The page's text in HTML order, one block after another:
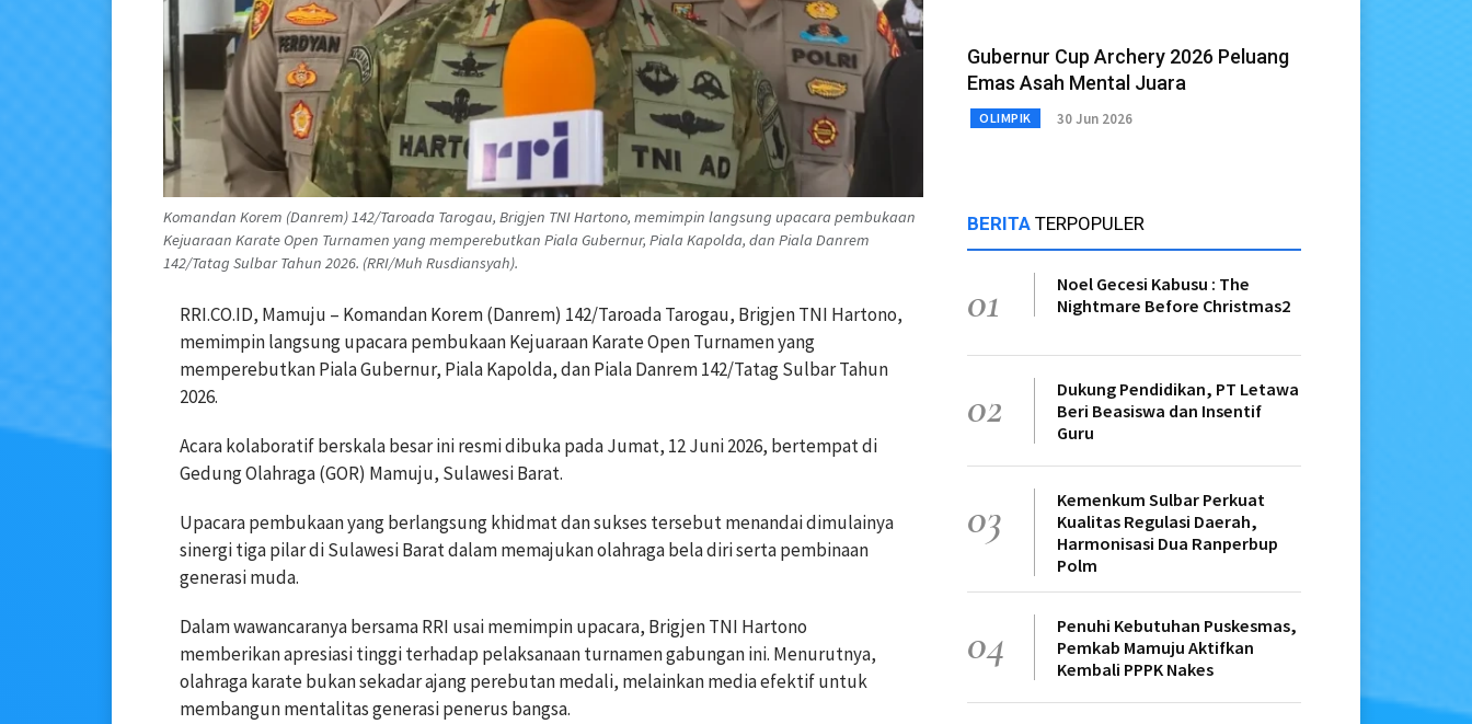
Komandan Korem (Danrem) 142/Taroada Tarogau, Brigjen TNI Hartono, memimpin langsung upacara pembukaan
Kejuaraan Karate Open Turnamen yang memperebutkan Piala Gubernur, Piala Kapolda, dan Piala Danrem
142/Tatag Sulbar Tahun 2026. (RRI/Muh Rusdiansyah).
RRI.CO.ID, Mamuju – Komandan Korem (Danrem) 142/Taroada Tarogau, Brigjen TNI Hartono,
memimpin langsung upacara pembukaan Kejuaraan Karate Open Turnamen yang
memperebutkan Piala Gubernur, Piala Kapolda, dan Piala Danrem 142/Tatag Sulbar Tahun
2026.
Acara kolaboratif berskala besar ini resmi dibuka pada Jumat, 12 Juni 2026, bertempat di
Gedung Olahraga (GOR) Mamuju, Sulawesi Barat.
Upacara pembukaan yang berlangsung khidmat dan sukses tersebut menandai dimulainya
sinergi tiga pilar di Sulawesi Barat dalam memajukan olahraga bela diri serta pembinaan
generasi muda.
Dalam wawancaranya bersama RRI usai memimpin upacara, Brigjen TNI Hartono
memberikan apresiasi tinggi terhadap pelaksanaan turnamen gabungan ini. Menurutnya,
olahraga karate bukan sekadar ajang perebutan medali, melainkan media efektif untuk
membangun mentalitas generasi penerus bangsa.
Gubernur Cup Archery 2026 Peluang
Emas Asah Mental Juara
OLIMPIK 30 Jun 2026
BERITA TERPOPULER
01
Noel Gecesi Kabusu : The
Nightmare Before Christmas2
02
Dukung Pendidikan, PT Letawa
Beri Beasiswa dan Insentif
Guru
03
Kemenkum Sulbar Perkuat
Kualitas Regulasi Daerah,
Harmonisasi Dua Ranperbup
Polm
04
Penuhi Kebutuhan Puskesmas,
Pemkab Mamuju Aktifkan
Kembali PPPK Nakes